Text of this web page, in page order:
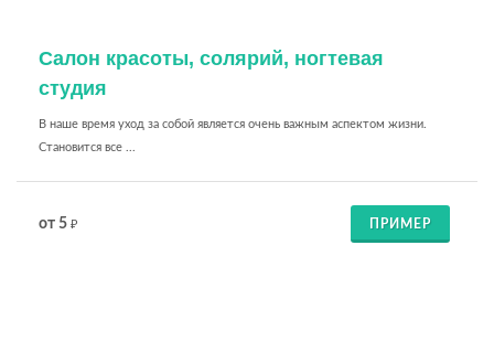
Салон красоты, солярий, ногтевая
студия
В наше время уход за собой является очень важным аспектом жизни.
Становится все ...
от 5 ₽ ПРИМЕР